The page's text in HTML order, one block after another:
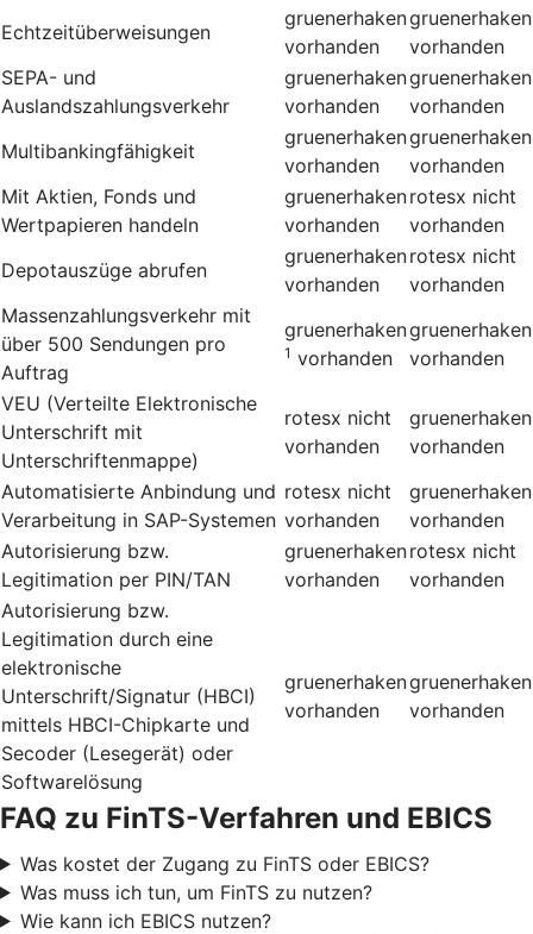
Echtzeitüberweisungen
gruenerhaken
vorhanden
gruenerhaken
vorhanden
SEPA- und
Auslandszahlungsverkehr
gruenerhaken
vorhanden
gruenerhaken
vorhanden
Multibankingfähigkeit
gruenerhaken
vorhanden
gruenerhaken
vorhanden
Mit Aktien, Fonds und
Wertpapieren handeln
gruenerhaken
vorhanden
rotesx nicht
vorhanden
Depotauszüge abrufen
gruenerhaken
vorhanden
rotesx nicht
vorhanden
Massenzahlungsverkehr mit
über 500 Sendungen pro
Auftrag
gruenerhaken
1 vorhanden
gruenerhaken
vorhanden
VEU (Verteilte Elektronische
Unterschrift mit
Unterschriftenmappe)
rotesx nicht
vorhanden
gruenerhaken
vorhanden
Automatisierte Anbindung und
Verarbeitung in SAP-Systemen
rotesx nicht
vorhanden
gruenerhaken
vorhanden
Autorisierung bzw.
Legitimation per PIN/TAN
gruenerhaken
vorhanden
rotesx nicht
vorhanden
Autorisierung bzw.
Legitimation durch eine
elektronische
Unterschrift/Signatur (HBCI)
mittels HBCI-Chipkarte und
Secoder (Lesegerät) oder
Softwarelösung
gruenerhaken
vorhanden
gruenerhaken
vorhanden
FAQ zu FinTS-Verfahren und EBICS
Was kostet der Zugang zu FinTS oder EBICS?
Was muss ich tun, um FinTS zu nutzen?
Wie kann ich EBICS nutzen?